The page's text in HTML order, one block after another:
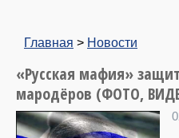
Главная > Новости
«Русская мафия»
мародёров (ФОТО,